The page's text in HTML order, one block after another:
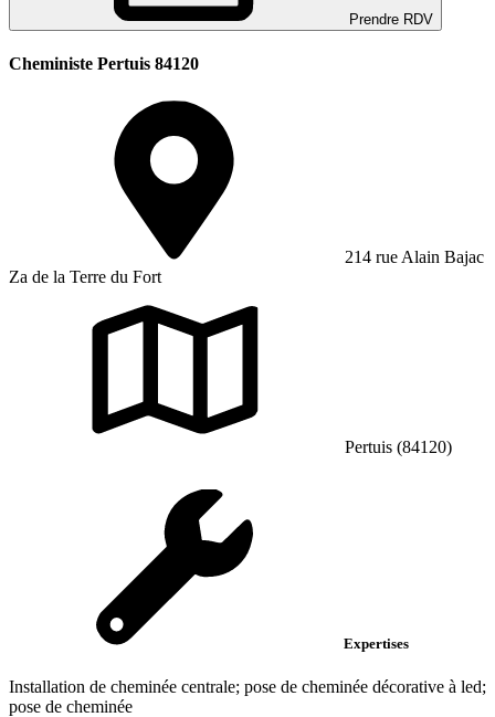
Prendre RDV
Cheministe Pertuis 84120
214 rue Alain Bajac
Za de la Terre du Fort
Pertuis (84120)
Expertises
Installation de cheminée centrale; pose de cheminée décorative à led;
pose de cheminée